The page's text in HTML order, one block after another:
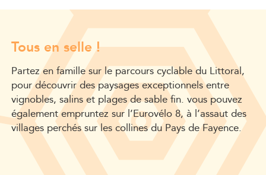
Tous en selle !
Partez en famille sur le parcours cyclable du Littoral,
pour découvrir des paysages exceptionnels entre
vignobles, salins et plages de sable fin. vous pouvez
également empruntez sur l’Eurovélo 8, à l’assaut des
villages perchés sur les collines du Pays de Fayence.